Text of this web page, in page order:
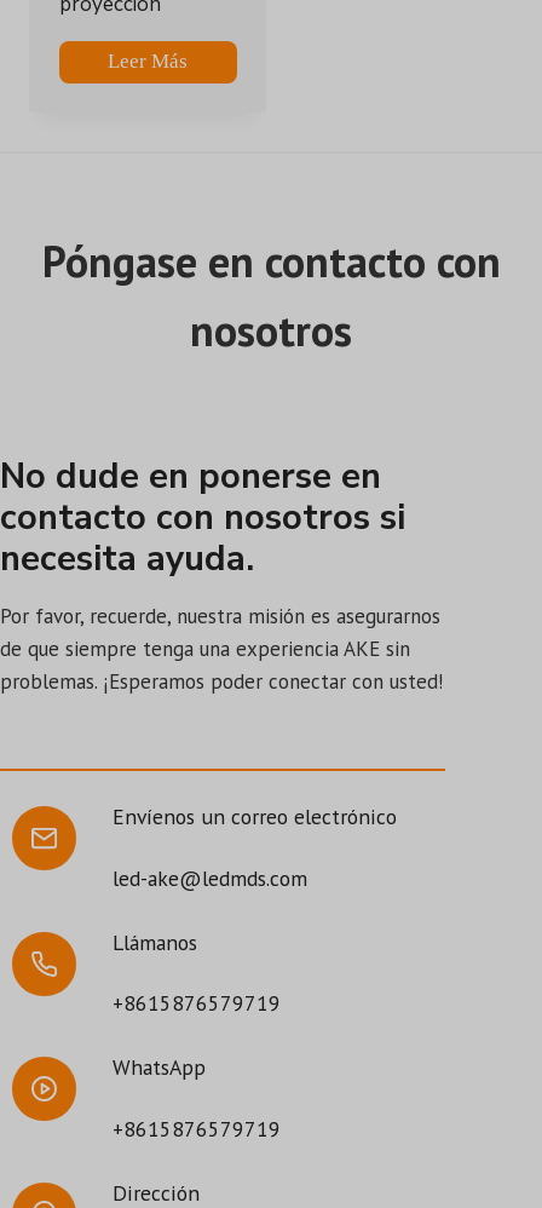
Leer Más
Póngase en contacto con
nosotros
No dude en ponerse en
contacto con nosotros si
necesita ayuda.
Por favor, recuerde, nuestra misión es asegurarnos
de que siempre tenga una experiencia AKE sin
problemas. ¡Esperamos poder conectar con usted!
Envíenos un correo electrónico
led-ake@ledmds.com
Llámanos
+8615876579719
WhatsApp
+8615876579719
Dirección